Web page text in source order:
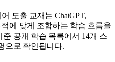
도출 교재는 ChatGPT,
적에 맞게 조합하는 학습 흐름을
준 공개 학습 목록에서 14개 스
으로 확인됩니다.